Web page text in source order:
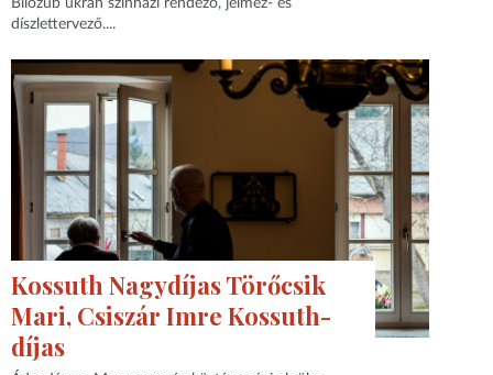
díszlettervező....
Kossuth Nagydíjas Törőcsik
Mari, Csiszár Imre Kossuth-
díjas